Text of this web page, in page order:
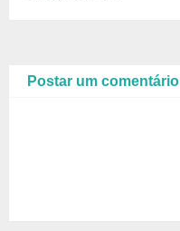
Postar um comentário